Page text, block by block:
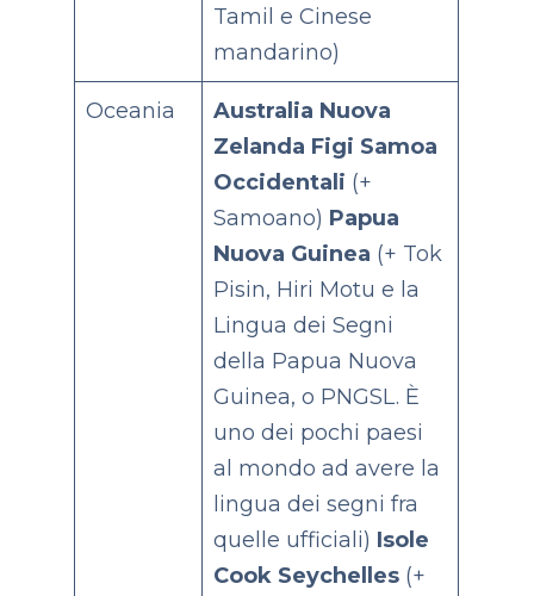
Tamil e Cinese
mandarino)
Oceania Australia Nuova
Zelanda Figi Samoa
Occidentali (+
Samoano) Papua
Nuova Guinea (+ Tok
Pisin, Hiri Motu e la
Lingua dei Segni
della Papua Nuova
Guinea, o PNGSL. È
uno dei pochi paesi
al mondo ad avere la
lingua dei segni fra
quelle ufficiali) Isole
Cook Seychelles (+